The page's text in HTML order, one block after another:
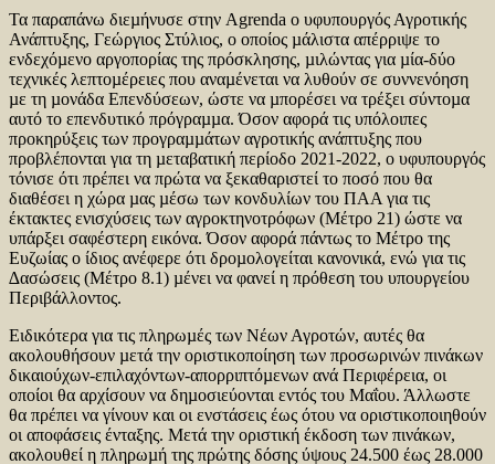
Τα παραπάνω διεµήνυσε στην Agrenda ο υφυπουργός Αγροτικής
Ανάπτυξης, Γεώργιος Στύλιος, ο οποίος µάλιστα απέρριψε το
ενδεχόµενο αργοπορίας της πρόσκλησης, µιλώντας για µία-δύο
τεχνικές λεπτοµέρειες που αναµένεται να λυθούν σε συννενόηση
µε τη µονάδα Επενδύσεων, ώστε να µπορέσει να τρέξει σύντοµα
αυτό το επενδυτικό πρόγραµµα. Όσον αφορά τις υπόλοιπες
προκηρύξεις των προγραµµάτων αγροτικής ανάπτυξης που
προβλέπονται για τη µεταβατική περίοδο 2021-2022, ο υφυπουργός
τόνισε ότι πρέπει να πρώτα να ξεκαθαριστεί το ποσό που θα
διαθέσει η χώρα µας µέσω των κονδυλίων του ΠΑΑ για τις
έκτακτες ενισχύσεις των αγροκτηνοτρόφων (Μέτρο 21) ώστε να
υπάρξει σαφέστερη εικόνα. Όσον αφορά πάντως το Μέτρο της
Ευζωίας ο ίδιος ανέφερε ότι δροµολογείται κανονικά, ενώ για τις
∆ασώσεις (Μέτρο 8.1) µένει να φανεί η πρόθεση του υπουργείου
Περιβάλλοντος.
Ειδικότερα για τις πληρωµές των Νέων Αγροτών, αυτές θα
ακολουθήσουν µετά την οριστικοποίηση των προσωρινών πινάκων
δικαιούχων-επιλαχόντων-απορριπτόµενων ανά Περιφέρεια, οι
οποίοι θα αρχίσουν να δηµοσιεύονται εντός του Μαΐου. Άλλωστε
θα πρέπει να γίνουν και οι ενστάσεις έως ότου να οριστικοποιηθούν
οι αποφάσεις ένταξης. Μετά την οριστική έκδοση των πινάκων,
ακολουθεί η πληρωµή της πρώτης δόσης ύψους 24.500 έως 28.000